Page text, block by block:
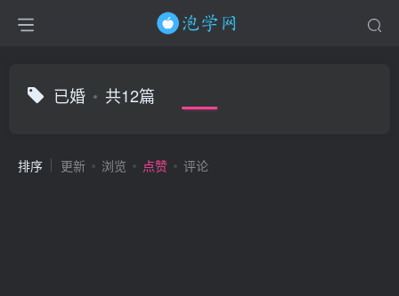
已婚 共12篇
排序 更新 浏览 点赞 评论